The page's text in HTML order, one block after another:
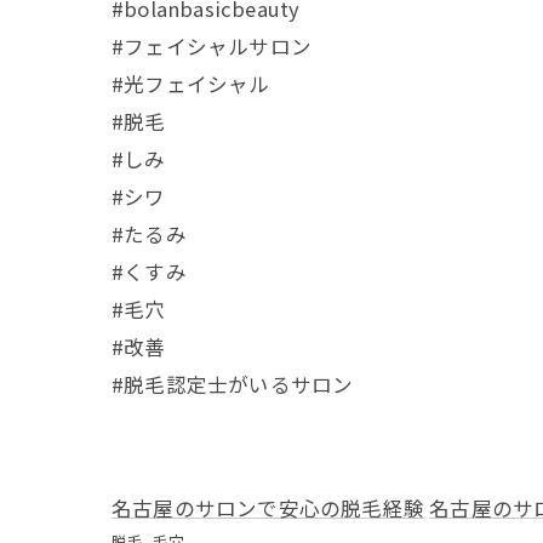
#bolanbasicbeauty
#フェイシャルサロン
#光フェイシャル
#脱毛
#しみ
#シワ
#たるみ
#くすみ
#毛穴
#改善
#脱毛認定士がいるサロン
名古屋のサロンで安心の脱毛経験 名古屋のサ